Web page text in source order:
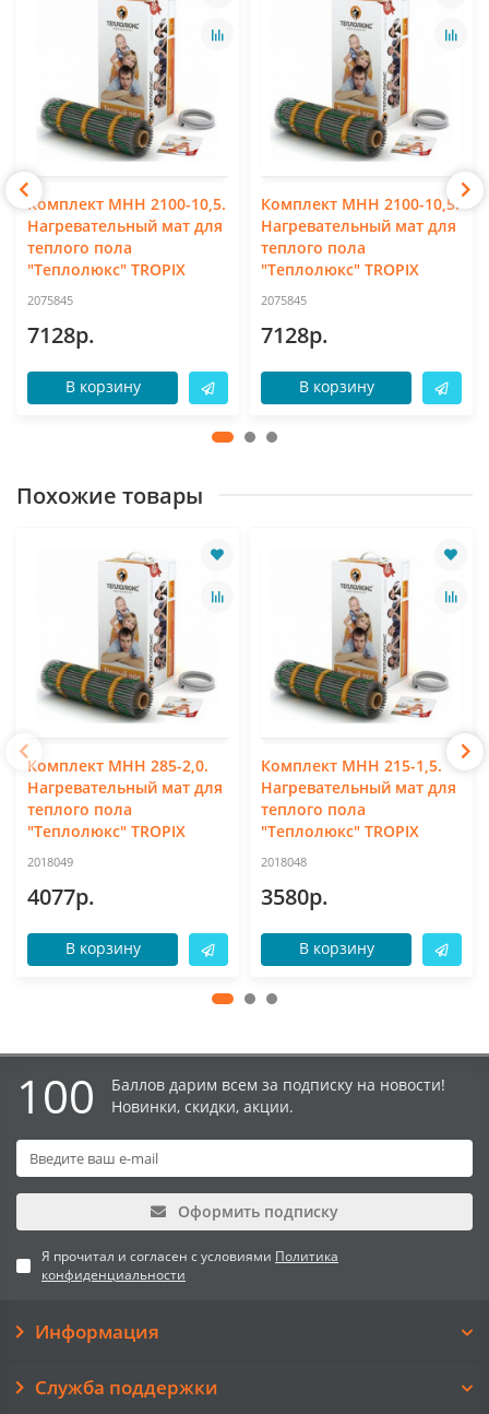
Комплект МНН 2100-10,5.
Нагревательный мат для
теплого пола
"Теплолюкс" TROPIX
2075845
7128р.
В корзину
Комплект МНН 2100-10,5.
Нагревательный мат для
теплого пола
"Теплолюкс" TROPIX
2075845
7128р.
В корзину
Похожие товары
Комплект МНН 285-2,0.
Нагревательный мат для
теплого пола
"Теплолюкс" TROPIX
2018049
4077р.
В корзину
Комплект МНН 215-1,5.
Нагревательный мат для
теплого пола
"Теплолюкс" TROPIX
2018048
3580р.
В корзину
100
Баллов дарим всем за подписку на новости!
Новинки, скидки, акции.
Оформить подписку
Я прочитал и согласен с условиями Политика
конфиденциальности
Информация
Служба поддержки